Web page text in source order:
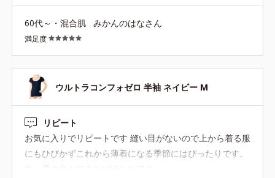
60代～・混合肌 みかんのはなさん
満足度
ウルトラコンフォゼロ 半袖 ネイビー M
リピート
お気に入りでリピートです 縫い目がないので上から着る服
にもひびかずこれから薄着になる季節にはぴったりです。